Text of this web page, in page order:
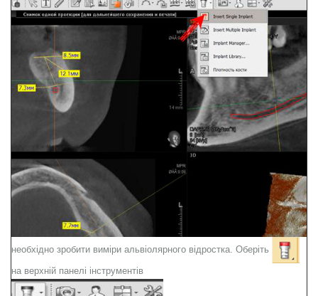
необхідно зробити виміри альвіолярного відростка. Оберіть
на верхній панелі інструментів